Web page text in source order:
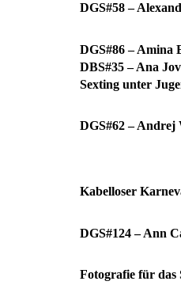
DGS#58 –
DGS#86 – Amina
DBS#35 – Ana
Sexting unter
DGS#62 – Andrej
Kabelloser
DGS#124 – Ann
Fotografie für das